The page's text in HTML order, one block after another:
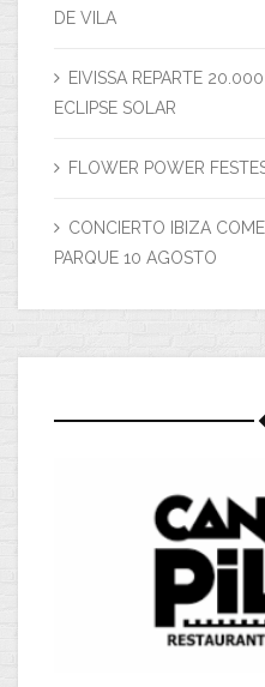
DE VILA
EIVISSA REPARTE
ECLIPSE SOLAR
FLOWER POWER
CONCIERTO IBIZA
PARQUE 10 AGOSTO